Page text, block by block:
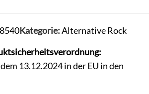
Kategorie:Alternative Rock
13.12.2024 in der EU in den